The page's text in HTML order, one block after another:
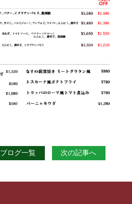
ブログ一覧 次の記事へ